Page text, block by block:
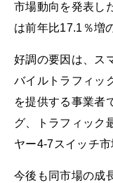
市場動向を発表し
は前年比17.1％増
好調の要因は、ス
バイルトラフィッ
を提供する事業者
グ、トラフィック
ヤー4-7スイッチ市
今後も同市場の成